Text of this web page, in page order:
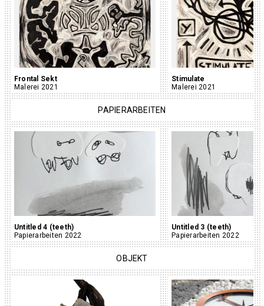
Frontal Sekt
Malerei 2021
Stimulate
Malerei 2021
PAPIERARBEITEN
Untitled 4 (teeth)
Papierarbeiten 2022
Untitled 3 (teeth)
Papierarbeiten 2022
OBJEKT